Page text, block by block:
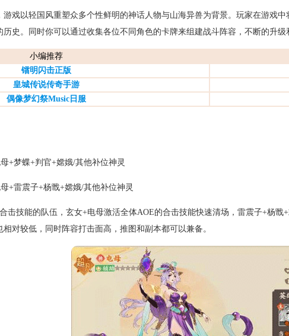
戏以轻国风重塑众多个性鲜明的神话人物与山海异兽为背景。玩家在游戏
史。同时你可以通过收集各位不同角色的卡牌来组建战斗阵容，不断的升级
小编推荐
镭明闪击正版
皇城传说传奇手游
偶像梦幻祭Music日服
+梦蝶+判官+嫦娥/其他补位神灵
+雷震子+杨戬+嫦娥/其他补位神灵
击技能的队伍，玄女+电母激活全体AOE的合击技能快速清场，雷震子+杨
对较低，同时阵容打击面高，推图和副本都可以兼备。